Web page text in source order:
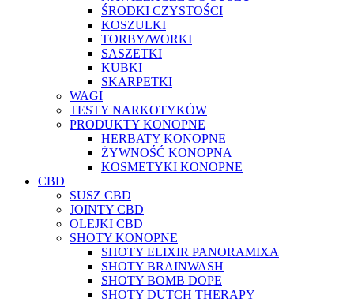
ŚRODKI CZYSTOŚCI
KOSZULKI
TORBY/WORKI
SASZETKI
KUBKI
SKARPETKI
WAGI
TESTY NARKOTYKÓW
PRODUKTY KONOPNE
HERBATY KONOPNE
ŻYWNOŚĆ KONOPNA
KOSMETYKI KONOPNE
CBD
SUSZ CBD
JOINTY CBD
OLEJKI CBD
SHOTY KONOPNE
SHOTY ELIXIR PANORAMIXA
SHOTY BRAINWASH
SHOTY BOMB DOPE
SHOTY DUTCH THERAPY